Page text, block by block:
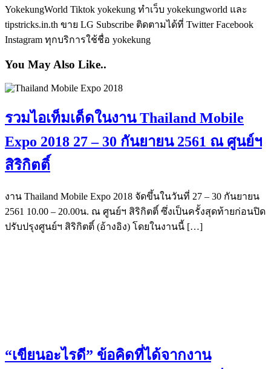
YokekungWorld Tiktok yokekung ทำเว็บ yokekungworld และ
tipstricks.in.th ขาย LG Subscribe ติดตามได้ที่ Twitter Facebook
Instagram ทุกบริการใช้ชื่อ yokekung
You May Also Like..
รวมไอเท็มเด็ดในงาน Thailand Mobile
Expo 2018 27 – 30 กันยายน 2561 ณ ศูนย์ฯ
สิริกิตติ์
งาน Thailand Mobile Expo 2018 จัดขึ้นในวันที่ 27 – 30 กันยายน
2561 10.00 – 20.00น. ณ ศูนย์ฯ สิริกิตติ์ ซึ่งเป็นครั้งสุดท้ายก่อนปิด
ปรับปรุงศูนย์ฯ สิริกิตติ์ (อ้างอิง) โดยในงานนี้ […]
“เขียนอะไรดี” ข้อคิดที่ได้จากงาน